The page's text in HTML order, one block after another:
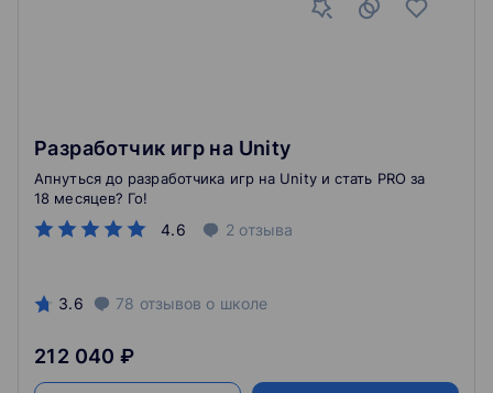
Разработчик игр на Unity
4.6 2 отзыва
Апнуться до разработчика игр на Unity и стать PRO за
18 месяцев? Го!
3.6 78 отзывов о школе
212 040 ₽